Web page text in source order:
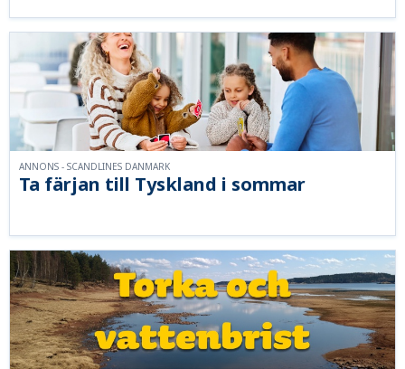
Ta färjan till Tyskland i sommar
ANNONS - SCANDLINES DANMARK